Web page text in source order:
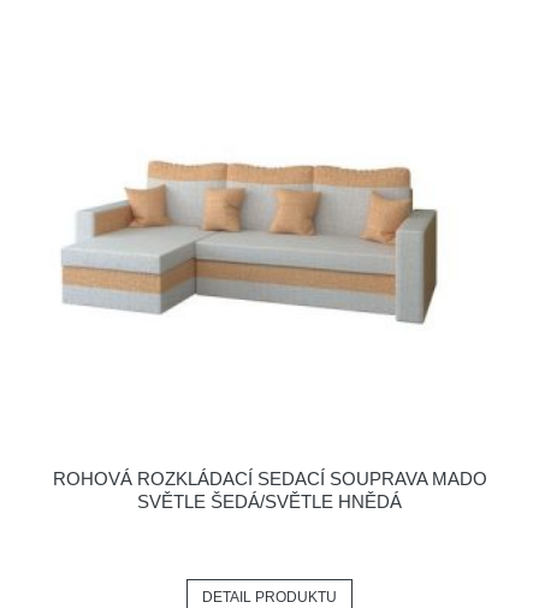
ROHOVÁ ROZKLÁDACÍ SEDACÍ SOUPRAVA MADO
SVĚTLE ŠEDÁ/SVĚTLE HNĚDÁ
DETAIL PRODUKTU